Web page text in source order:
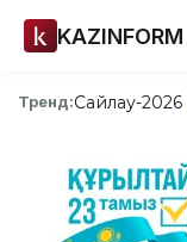
KAZINFORM
Тренд:Сайлау-2026